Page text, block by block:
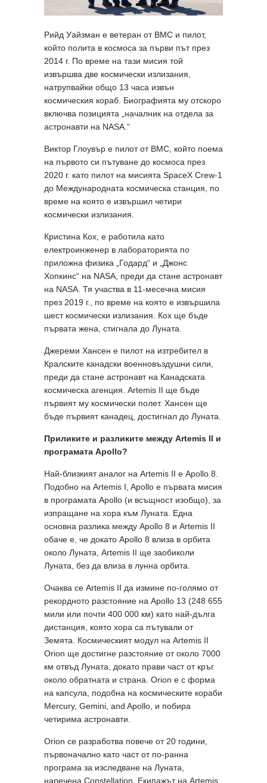
Рийд Уайзман е ветеран от ВМС и пилот,
който полита в космоса за първи път през
2014 г. По време на тази мисия той
извършва две космически излизания,
натрупвайки общо 13 часа извън
космическия кораб. Биографията му отскоро
включва позицията „началник на отдела за
астронавти на NASA.“
Виктор Глоувър е пилот от ВМС, който поема
на първото си пътуване до космоса през
2020 г. като пилот на мисията SpaceX Crew-1
до Международната космическа станция, по
време на която е извършил четири
космически излизания.
Кристина Кох, е работила като
електроинженер в лабораторията по
приложна физика „Годард“ и „Джонс
Хопкинс“ на NASA, преди да стане астронавт
на NASA. Тя участва в 11-месечна мисия
през 2019 г., по време на която е извършила
шест космически излизания. Кох ще бъде
първата жена, стигнала до Луната.
Джереми Хансен е пилот на изтребител в
Кралските канадски военновъздушни сили,
преди да стане астронавт на Канадската
космическа агенция. Artemis II ще бъде
първият му космически полет. Хансен ще
бъде първият канадец, достигнал до Луната.
Приликите и разликите между Artemis II и
програмата Apollo?
Най-близкият аналог на Artemis II е Apollo 8.
Подобно на Artemis I, Apollo e първата мисия
в програмата Apollo (и всъщност изобщо), за
изпращане на хора към Луната. Една
основна разлика между Apollo 8 и Artemis II
обаче е, че докато Apollo 8 влиза в орбита
около Луната, Artemis II ще заобиколи
Луната, без да влиза в лунна орбита.
Очаква се Artemis II да измине по-голямо от
рекордното разстояние на Apollo 13 (248 655
мили или почти 400 000 км) като най-дълга
дистанция, която хора са пътували от
Земята. Космическият модул на Artemis II
Orion ще достигне разстояние от около 7000
км отвъд Луната, докато прави част от кръг
около обратната и страна. Orion е с форма
на капсула, подобна на космическите кораби
Mercury, Gemini, and Apollo, и побира
четирима астронавти.
Orion се разработва повече от 20 години,
първоначално като част от по-ранна
програма за изследване на Луната,
наречена Constellation. Екипажът на Artemis